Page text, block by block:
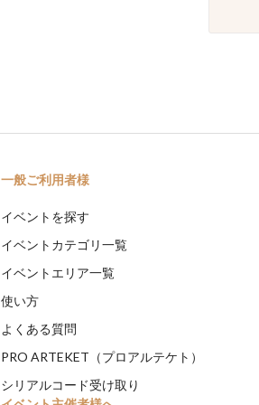
一般ご利用者様
イベントを探す
イベントカテゴリ一覧
イベントエリア一覧
使い方
よくある質問
PRO ARTEKET（プロアルテケト）
シリアルコード受け取り